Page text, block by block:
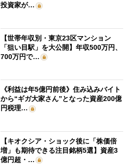
投資家が…
【世帯年収別・東京23区マンション
「狙い目駅」を大公開】年収500万円、
700万円で…
《利益は年5億円前後》住み込みバイト
から“ギガ大家さん”となった資産200億
円税理…
【キオクシア・ショック後に「株価倍
増」も期待できる注目銘柄5選】資産3
億円超・…